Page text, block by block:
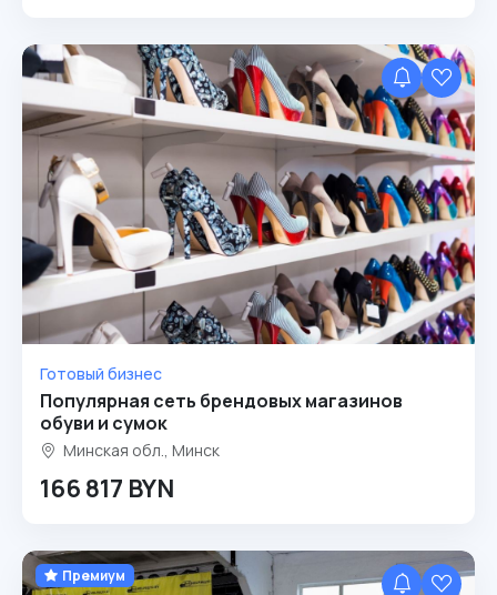
Готовый бизнес
Популярная сеть брендовых магазинов
обуви и сумок
Минская обл., Минск
166 817 BYN
Премиум